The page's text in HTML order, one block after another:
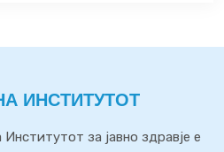
ИНСТИТУТОТ
за јавно здравје е